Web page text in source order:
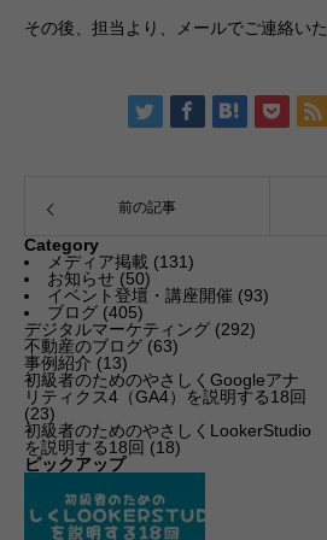
その後、担当より、メールでご連絡いた
前の記事
Category
メディア掲載 (131)
お知らせ (50)
イベント登壇・講座開催 (93)
ブログ (405)
デジタルマーケティング (292)
不動産のブログ (63)
事例紹介 (13)
初級者のためのやさしくGoogleアナ
リティクス4（GA4）を説明する18回
(23)
初級者のためのやさしくLookerStudio
を説明する18回 (18)
ピックアップ